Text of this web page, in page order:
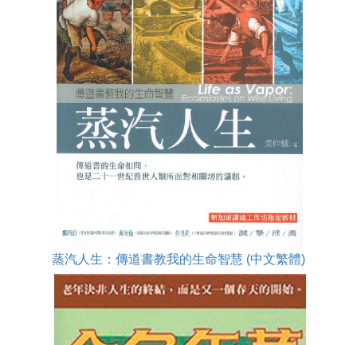
蒸汽人生：傳道書教我的生命智慧 (中文繁體)